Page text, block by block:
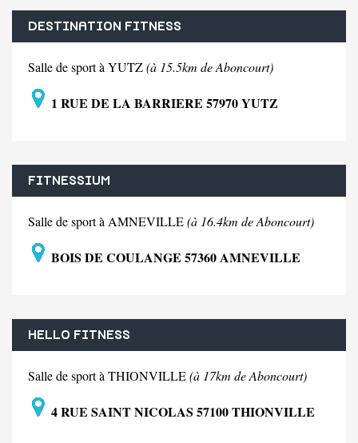
DESTINATION FITNESS
Salle de sport à YUTZ(à 15.5km de Aboncourt)
1 RUE DE LA BARRIERE 57970 YUTZ
FITNESSIUM
Salle de sport à AMNEVILLE(à 16.4km de Aboncourt)
BOIS DE COULANGE 57360 AMNEVILLE
HELLO FITNESS
Salle de sport à THIONVILLE(à 17km de Aboncourt)
4 RUE SAINT NICOLAS 57100 THIONVILLE